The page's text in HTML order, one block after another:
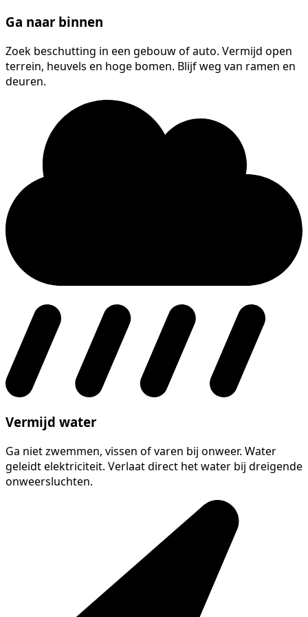
Ga naar binnen
Zoek beschutting in een gebouw of auto. Vermijd open
terrein, heuvels en hoge bomen. Blijf weg van ramen en
deuren.
Vermijd water
Ga niet zwemmen, vissen of varen bij onweer. Water
geleidt elektriciteit. Verlaat direct het water bij dreigende
onweersluchten.